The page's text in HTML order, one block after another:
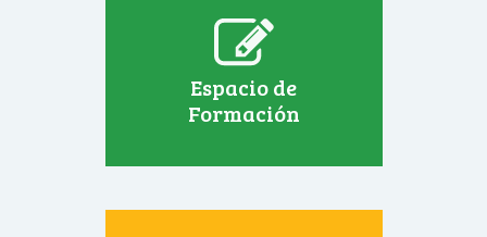
Espacio de
Formación